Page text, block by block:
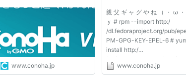
www.conoha.jp
親 父 ギ ャ グ や ね （ ・ ω ・
ｙ # rpm --import http:/
/dl.fedoraproject.org/pub/
PM-GPG-KEY-EPEL-6 #
install http:/
x86_64/epel-rele ase-6-
www.conoha.jp